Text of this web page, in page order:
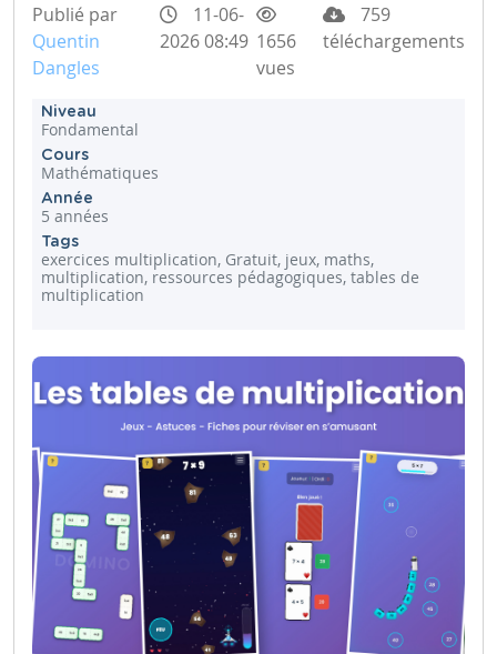
Publié par
Quentin
Dangles
11-06-
2026 08:49 1656
vues
759
téléchargements
Niveau
Fondamental
Cours
Mathématiques
Année
5 années
Tags
exercices multiplication, Gratuit, jeux, maths,
multiplication, ressources pédagogiques, tables de
multiplication